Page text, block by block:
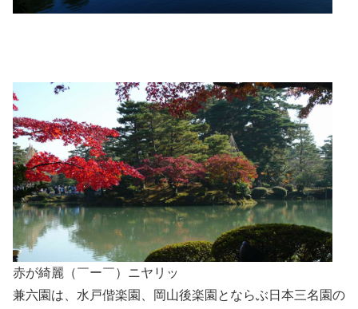
赤が綺麗（￣ー￣）ニヤリッ
兼六園は、水戸偕楽園、岡山後楽園とならぶ日本三名園の